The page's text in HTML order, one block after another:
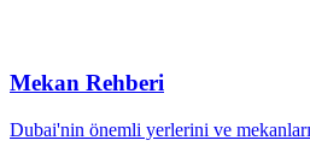
Mekan Rehberi
Dubai'nin önemli yerlerini ve